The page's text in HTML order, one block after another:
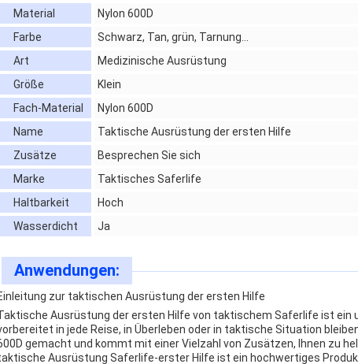
Material
Nylon 600D
Farbe
Schwarz, Tan, grün, Tarnung…
Art
Medizinische Ausrüstung
Größe
Klein
Fach-Material
Nylon 600D
Name
Taktische Ausrüstung der ersten Hilfe
Zusätze
Besprechen Sie sich
Marke
Taktisches Saferlife
Haltbarkeit
Hoch
Wasserdicht
Ja
Anwendungen:
zur taktischen Ausrüstung der ersten Hilfe
Ausrüstung der ersten Hilfe von taktischem Saferlife ist ein
in jede Reise, in Überleben oder in taktische Situation
gemacht und kommt mit einer Vielzahl von Zusätzen, Ihnen zu
Ausrüstung Saferlife-erster Hilfe ist ein hochwertiges